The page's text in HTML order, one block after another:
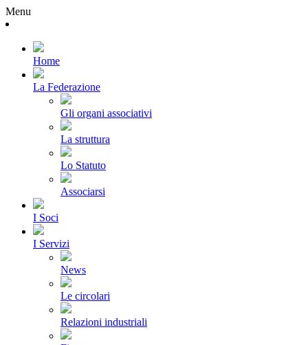
Menu
Home
La Federazione
Gli organi associativi
La struttura
Lo Statuto
Associarsi
I Soci
I Servizi
News
Le circolari
Relazioni industriali